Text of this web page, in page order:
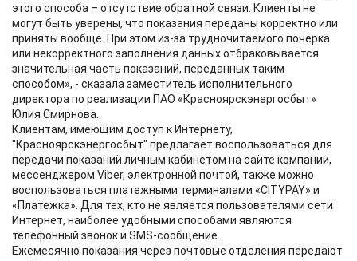
этого способа – отсутствие обратной связи. Клиенты не
могут быть уверены, что показания переданы корректно или
приняты вообще. При этом из-за трудночитаемого почерка
или некорректного заполнения данных отбраковывается
значительная часть показаний, переданных таким
способом», - сказала заместитель исполнительного
директора по реализации ПАО «Красноярскэнергосбыт»
Юлия Смирнова.
Клиентам, имеющим доступ к Интернету,
"Красноярскэнергосбыт" предлагает воспользоваться для
передачи показаний личным кабинетом на сайте компании,
мессенджером Viber, электронной почтой, также можно
воспользоваться платежными терминалами «CITYPAY» и
«Платежка». Для тех, кто не является пользователями сети
Интернет, наиболее удобными способами являются
телефонный звонок и SMS-сообщение.
Ежемесячно показания через почтовые отделения передают